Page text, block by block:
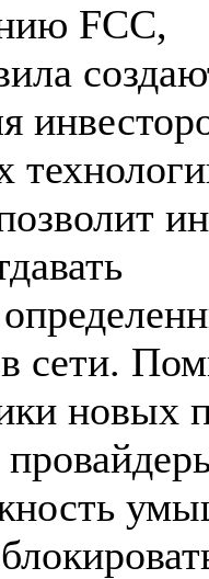
FCC,
сети.
новых